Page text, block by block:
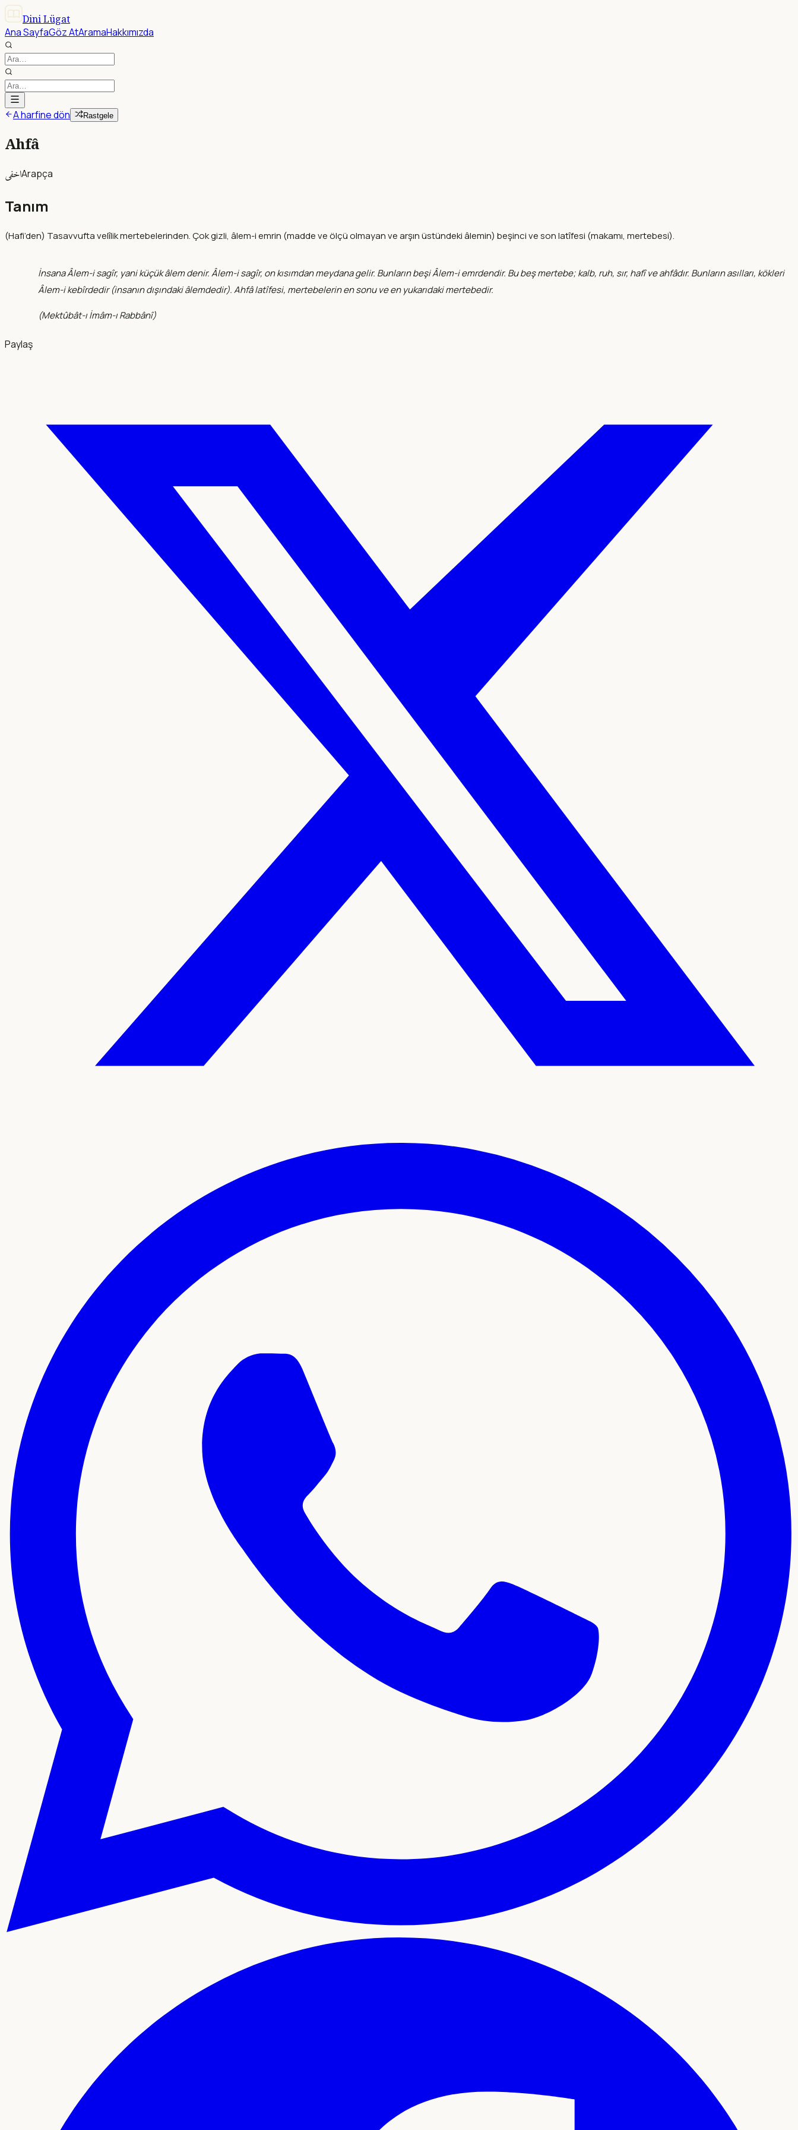
Dini Lügat
Ana SayfaGöz AtAramaHakkımızda
A harfine dön Rastgele
Ahfâ
اخفىArapça
Tanım
(Hafi’den) Tasavvufta velîlik mertebelerinden. Çok gizli, âlem-i emrin (madde ve ölçü olmayan ve arşın üstündeki âlemin) beşinci ve son latîfesi (makamı, mertebesi).
İnsana Âlem-i sagîr, yani küçük âlem denir. Âlem-i sagîr, on kısımdan meydana gelir. Bunların beşi Âlem-i emrdendir. Bu beş mertebe; kalb, ruh, sır, hafî ve ahfâdır. Bunların asılları, kökleri
Âlem-i kebîrdedir (insanın dışındaki âlemdedir). Ahfâ latîfesi, mertebelerin en sonu ve en yukarıdaki mertebedir.
(Mektûbât-ı İmâm-ı Rabbânî)
Paylaş